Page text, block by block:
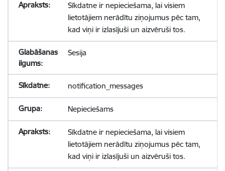
Sīkdatne ir nepieciešama, lai visiem
lietotājiem nerādītu ziņojumus pēc tam,
kad viņi ir izlasījuši un aizvēruši tos.
Sesija
notification_messages
Nepieciešams
Sīkdatne ir nepieciešama, lai visiem
lietotājiem nerādītu ziņojumus pēc tam,
kad viņi ir izlasījuši un aizvēruši tos.